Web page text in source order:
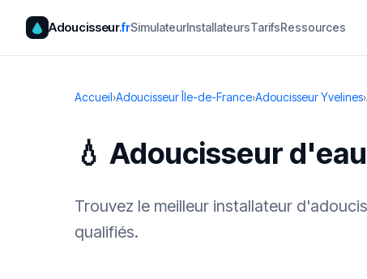
Adoucisseur.frSimulateurInstallateursTarifsRessources
Accueil›Adoucisseur Île-de-France›Adoucisseur Yvelines›
💧 Adoucisseur
Trouvez le meilleur installateur
qualifiés.